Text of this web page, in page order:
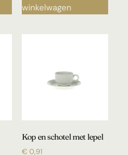
winkelwagen
Kop en schotel met lepel
€ 0,91